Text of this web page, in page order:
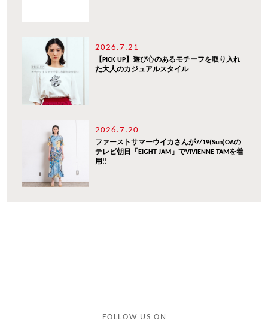
2026.7.21
【PICK UP】遊び心のあるモチーフを取り入れ
た大人のカジュアルスタイル
2026.7.20
ファーストサマーウイカさんが7/19(Sun)OAの
テレビ朝日「EIGHT JAM」でVIVIENNE TAMを着
用!!
FOLLOW US ON